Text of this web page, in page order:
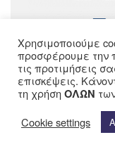
ΑΚΟΛΟΥΘΗΣΕ
©
Χρησιμοποιούμε
προσφέρουμε την
τις προτιμήσεις
επισκέψεις.
τη χρήσηΟΛΩΝ
Cookie settings